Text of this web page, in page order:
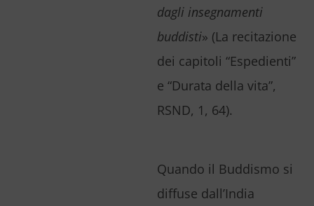
dagli insegnamenti
buddisti» (La recitazione
dei capitoli “Espedienti”
e “Durata della vita”,
RSND, 1, 64).
Quando il Buddismo si
diffuse dall’India